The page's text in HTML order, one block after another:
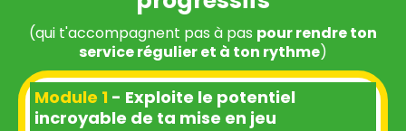
(qui t'accompagnent pas à pas pour rendre ton
service régulier et à ton rythme)
Module 1 - Exploite le potentiel
incroyable de ta mise en jeu